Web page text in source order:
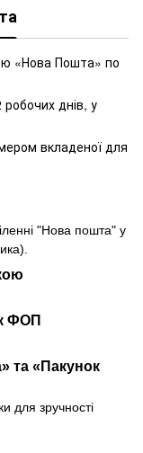
«Нова Пошта» по
днів, у
вкладеної для
"Нова пошта" у
ФОП
та «Пакунок
для зручності